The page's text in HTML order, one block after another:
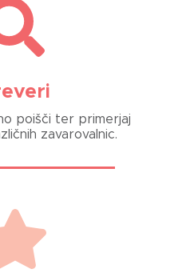
poišči ter primerjaj
zavarovalnic.